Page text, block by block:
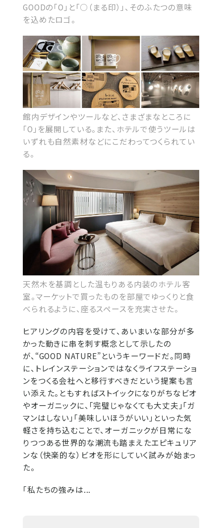
GOODの「O」と「○（まる印）」、そのふたつの意味
を込めたロゴ。
館内デザインやツールなど、さまざまなところに
「O」を展開している。また、ホテルで使うツールは
いずれも自然素材などにこだわってつくられてい
る。
天然木を基調とした温もりある内装のホテル客
室。マーケットで買ったものを部屋でゆっくりと食
べられるように、座るスペースを充実させた。
ヒアリングの内容を受けて、あいまいな部分が多
かった動きに串を刺す概念として示したの
が、“GOOD NATURE”というキーワードだ。同時
に、トレインステーションではなくライフステーショ
ンをつくる会社へと移行すべきだという提案も言
い添えた。ともすればストイックになりがちなビオ
やオーガニックに、「完璧じゃなくても大丈夫」「ガ
マンはしない」「美味しいほうがいい」といった気
軽さを持ち込むことで、オーガニックが日常にな
りつつある世界的な潮流も踏まえたエピキュリア
ンな（快楽的な）ビオを形にしていく試みが始まっ
た。
「私たちの強みは...